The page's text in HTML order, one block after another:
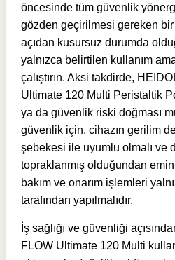
öncesinde tüm güvenlik
gözden geçirilmesi gereken bir
açıdan kusursuz durumda
yalnızca belirtilen kullanım
çalıştırın. Aksi takdirde,
Ultimate 120 Multi Peristaltik
ya da güvenlik riski doğması
güvenlik için, cihazın gerilim
şebekesi ile uyumlu olmalı ve
topraklanmış olduğundan emin
bakım ve onarım işlemleri
tarafından yapılmalıdır.
İş sağlığı ve güvenliği
FLOW Ultimate 120 Multi